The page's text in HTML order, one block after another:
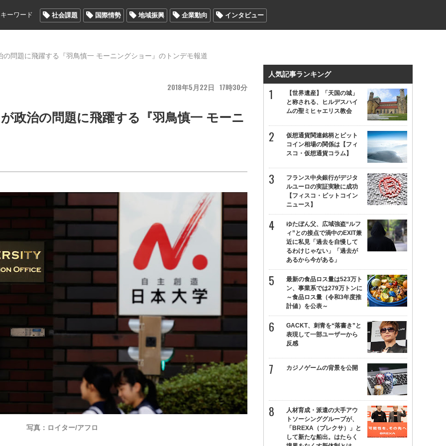
ーワード 社会課題 国際情勢 地域振興 企業動向 インタビュー
問題に飛躍する『羽鳥慎一 モーニングショー』のトンデモ報道
2018 5 22 17 30
政治の問題に飛躍する『羽鳥慎一 モーニ
写真：ロイター/アフロ
人気記事ランキング
【世界遺産】「天国の城」
と称される、ヒルデスハイ
ムの聖ミヒャエリス教会
仮想通貨関連銘柄とビット
コイン相場の関係は【フィ
スコ・仮想通貨コラム】
フランス中央銀行がデジタ
ルユーロの実証実験に成功
【フィスコ・ビットコイン
ニュース】
ゆたぼん父、広域強盗“ルフ
ィ”との接点で渦中のEXIT兼
近に私見「過去を自慢して
るわけじゃない」「過去が
あるから今がある」
最新の食品ロス量は523万ト
ン、事業系では279万トンに
～食品ロス量（令和3年度推
計値）を公表～
GACKT、刺青を“落書き”と
表現して一部ユーザーから
反感
カジノゲームの背景を公開
人材育成・派遣の大手アウ
トソーシンググループが、
「BREXA（ブレクサ）」と
して新たな船出。はたらく